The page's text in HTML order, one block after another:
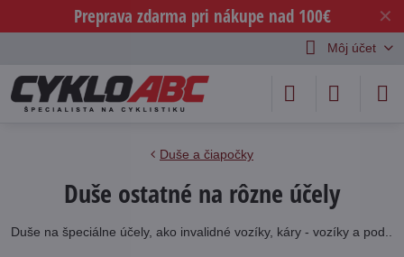
✕
Preprava zdarma pri nákupe nad 100€
Môj účet
Duše a čiapočky
Duše ostatné na rôzne účely
Duše na špeciálne účely, ako invalidné vozíky, káry - vozíky a pod..